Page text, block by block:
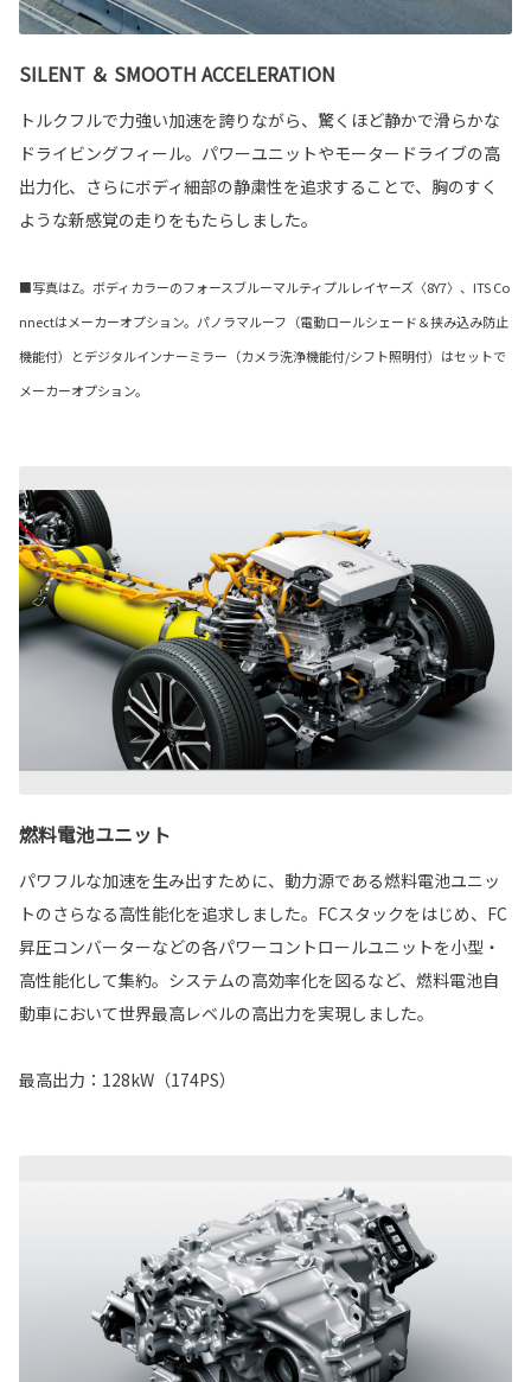
SILENT ＆ SMOOTH ACCELERATION
トルクフルで力強い加速を誇りながら、驚くほど静かで滑らかな
ドライビングフィール。パワーユニットやモータードライブの高
出力化、さらにボディ細部の静粛性を追求することで、胸のすく
ような新感覚の走りをもたらしました。
■写真はZ。ボディカラーのフォースブルーマルティプルレイヤーズ〈8Y7〉、ITS Co
nnectはメーカーオプション。パノラマルーフ（電動ロールシェード＆挟み込み防止
機能付）とデジタルインナーミラー（カメラ洗浄機能付/シフト照明付）はセットで
メーカーオプション。
燃料電池ユニット
パワフルな加速を生み出すために、動力源である燃料電池ユニッ
トのさらなる高性能化を追求しました。FCスタックをはじめ、FC
昇圧コンバーターなどの各パワーコントロールユニットを小型・
高性能化して集約。システムの高効率化を図るなど、燃料電池自
動車において世界最高レベルの高出力を実現しました。
最高出力：128kW（174PS）